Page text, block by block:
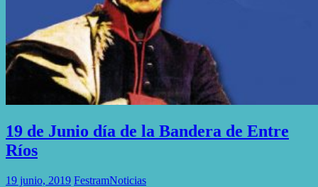
19 de Junio día de la Bandera de Entre
Ríos
19 junio, 2019 FestramNoticias